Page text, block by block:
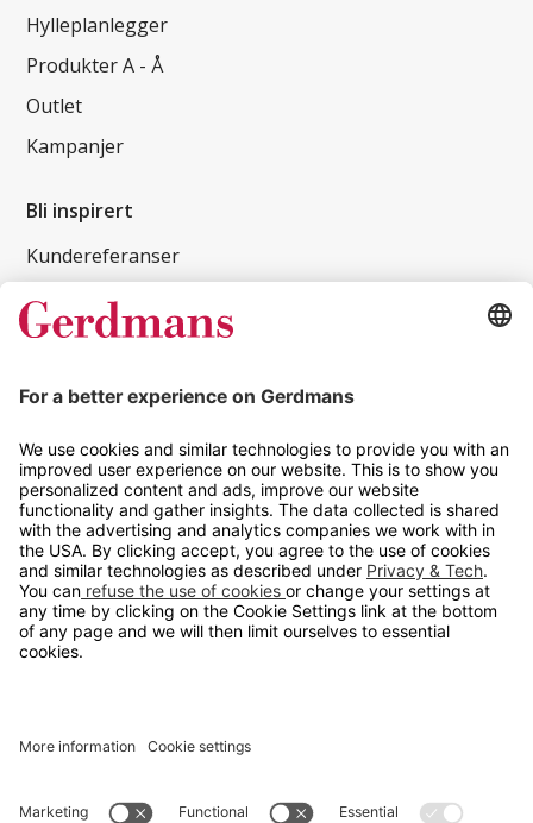
Hylleplanlegger
Produkter A - Å
Outlet
Kampanjer
Bli inspirert
Kundereferanser
Magasin
Tips og guider
Kontakt
info@gerdmans.no
67 80 56 20
Åpningstid
Hverdager 08:00-16:00